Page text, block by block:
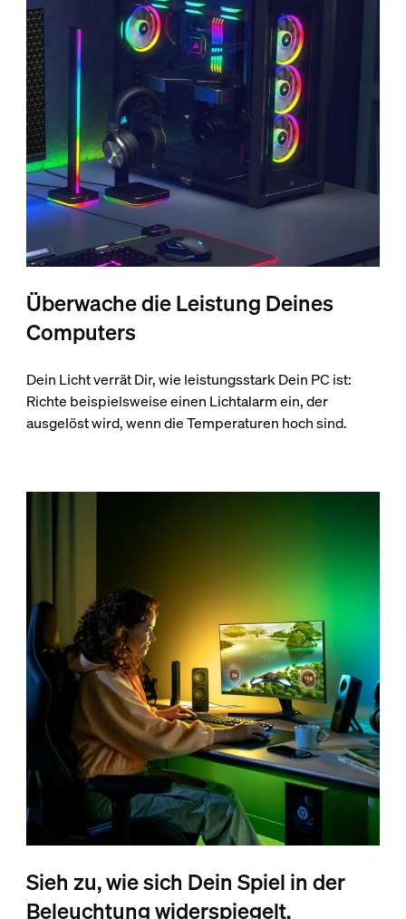
Überwache die Leistung Deines
Computers
Dein Licht verrät Dir, wie leistungsstark Dein PC ist:
Richte beispielsweise einen Lichtalarm ein, der
ausgelöst wird, wenn die Temperaturen hoch sind.
Sieh zu, wie sich Dein Spiel in der
Beleuchtung widerspiegelt.